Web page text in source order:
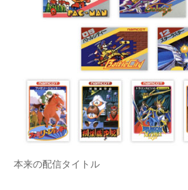
建設×テクノロジーの最前線
ちょっと気になるネットの話題
本来の配信タイトル